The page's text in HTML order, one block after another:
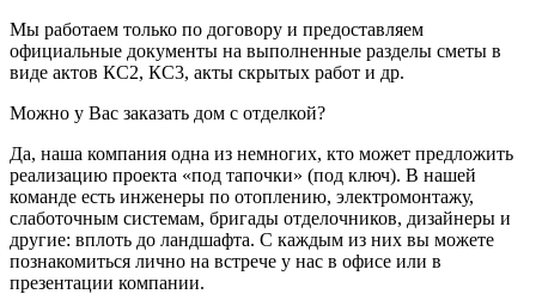
Мы работаем только по договору и предоставляем
официальные документы на выполненные разделы сметы в
виде актов КС2, КС3, акты скрытых работ и др.
Можно у Вас заказать дом с отделкой?
Да, наша компания одна из немногих, кто может предложить
реализацию проекта «под тапочки» (под ключ). В нашей
команде есть инженеры по отоплению, электромонтажу,
слаботочным системам, бригады отделочников, дизайнеры и
другие: вплоть до ландшафта. С каждым из них вы можете
познакомиться лично на встрече у нас в офисе или в
презентации компании.